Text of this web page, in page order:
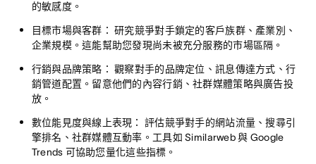
的敏感度。
目標市場與客群： 研究競爭對手鎖定的客戶族群、產業別、
企業規模。這能幫助您發現尚未被充分服務的市場區隔。
行銷與品牌策略： 觀察對手的品牌定位、訊息傳達方式、行
銷管道配置。留意他們的內容行銷、社群媒體策略與廣告投
放。
數位能見度與線上表現：
評估競爭對手的網站流量、搜尋引
擎排名、社群媒體互動率。工具如 Similarweb 與 Google
Trends 可協助您量化這些指標。